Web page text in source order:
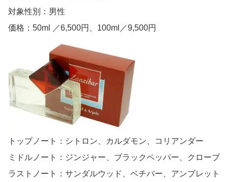
対象性別：男性
価格：50ml ／6,500円、100ml／9,500円
トップノート：シトロン、カルダモン、コリアンダー
ミドルノート：ジンジャー、ブラックペッパー、クローブ
ラストノート：サンダルウッド、ベチバー、アンブレット